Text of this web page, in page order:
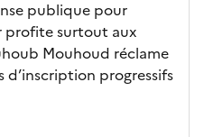
publique pour
profite surtout aux
Mouhoud réclame
d’inscription progressifs